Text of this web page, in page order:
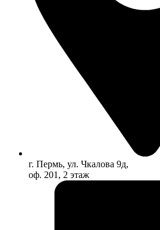
г. Пермь, ул. Чкалова 9д,
оф. 201, 2 этаж